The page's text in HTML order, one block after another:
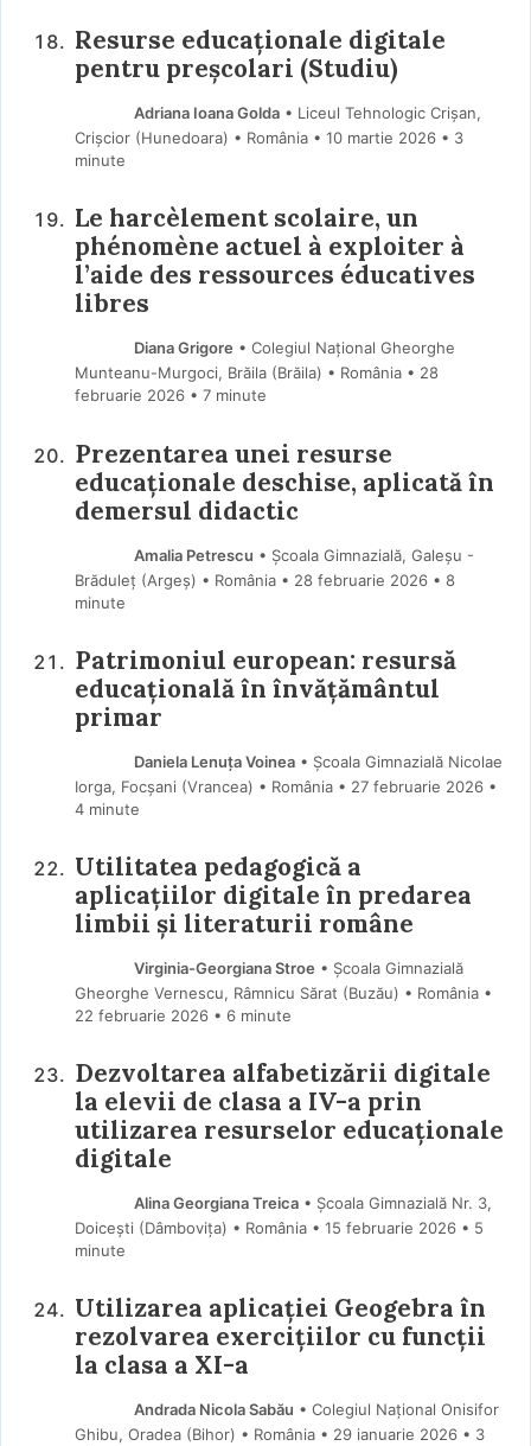
Resurse educaționale digitale
pentru preșcolari (Studiu)
Adriana Ioana Golda• Liceul Tehnologic Crișan,
Crișcior (Hunedoara) • România
10 martie 2026 • 3
minute
Le harcèlement scolaire, un
phénomène actuel à exploiter à
l’aide des ressources éducatives
libres
Diana Grigore • Colegiul Național Gheorghe
Munteanu-Murgoci, Brăila (Brăila) • România
28
februarie 2026 • 7 minute
Prezentarea unei resurse
educaționale deschise, aplicată în
demersul didactic
Amalia Petrescu • Școala Gimnazială, Galeșu -
Brăduleț (Argeş) • România
28 februarie 2026 • 8
minute
Patrimoniul european: resursă
educațională în învățământul
primar
Daniela Lenuța Voinea• Școala Gimnazială Nicolae
Iorga, Focșani (Vrancea) • România
27 februarie 2026 •
4 minute
Utilitatea pedagogică a
aplicațiilor digitale în predarea
limbii și literaturii române
Virginia-Georgiana Stroe • Școala Gimnazială
Gheorghe Vernescu, Râmnicu Sărat (Buzău) • România
22 februarie 2026 • 6 minute
Dezvoltarea alfabetizării digitale
la elevii de clasa a IV-a prin
utilizarea resurselor educaționale
digitale
Alina Georgiana Treica• Școala Gimnazială Nr. 3,
Doicești (Dâmboviţa) • România
15 februarie 2026 • 5
minute
Utilizarea aplicației Geogebra în
rezolvarea exercițiilor cu funcții
la clasa a XI-a
Andrada Nicola Sabău • Colegiul Național Onisifor
Ghibu, Oradea (Bihor) • România
29 ianuarie 2026 • 3